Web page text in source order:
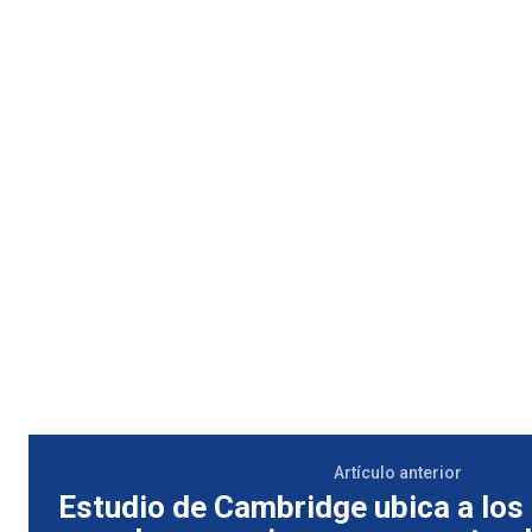
Artículo anterior
Estudio de Cambridge ubica a